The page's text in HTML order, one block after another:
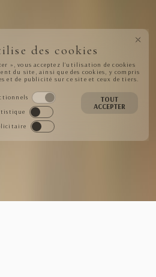
des cookies
», vous acceptez l’utilisation de cookies
du site, ainsi que des cookies, y compris
et de publicité sur ce site et ceux de tiers.
TOUT
ACCEPTER